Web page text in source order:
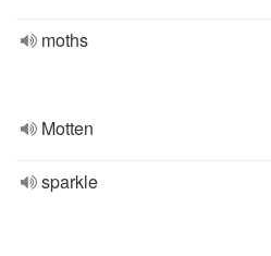
moths
Motten
sparkle